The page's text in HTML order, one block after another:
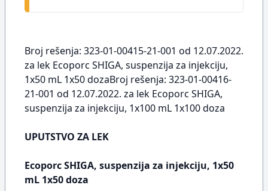
Broj rešenja: 323-01-00415-21-001 od 12.07.2022.
za lek Ecoporc SHIGA, suspenzija za injekciju,
1x50 mL 1x50 dozaBroj rešenja: 323-01-00416-
21-001 od 12.07.2022. za lek Ecoporc SHIGA,
suspenzija za injekciju, 1x100 mL 1x100 doza
UPUTSTVO ZA LEK
Ecoporc SHIGA, suspenzija za injekciju, 1x50
mL 1x50 doza